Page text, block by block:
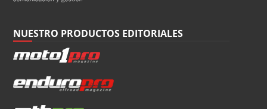
NUESTRO PRODUCTOS EDITORIALES